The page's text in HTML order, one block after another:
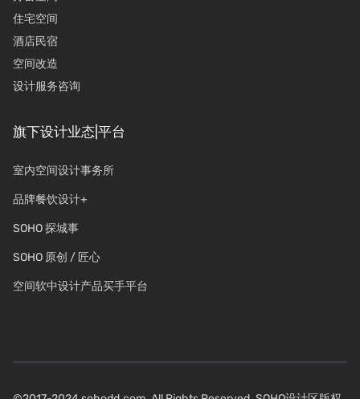
住宅空间
酒店民宿
空间改造
设计服务咨询
旗下设计业态|平台
室内空间设计事务所
品牌餐饮设计+
SOHO 探城事
SOHO 原创 / 匠心
空间软中设计产品买手平台